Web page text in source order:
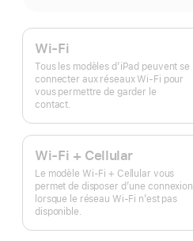
Wi-Fi
Tous les modèles d’iPad peuvent se
connecter aux réseaux Wi-Fi pour
vous permettre de garder le
contact.
Wi-Fi + Cellular
Le modèle Wi‑Fi + Cellular vous
permet de disposer d’une connexion
lorsque le réseau Wi‑Fi n’est pas
disponible.